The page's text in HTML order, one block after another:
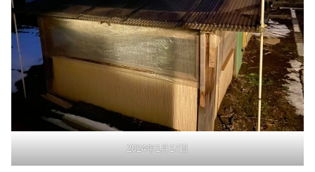
2024年1月17日